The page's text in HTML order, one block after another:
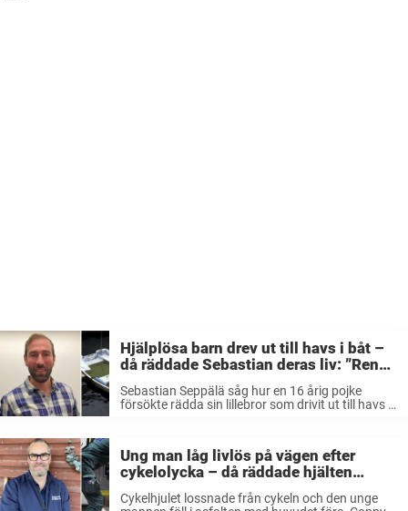
Hjälplösa barn drev ut till havs i båt –
då räddade Sebastian deras liv: ”Ren
ryggmärgsreflex”
Sebastian Seppälä såg hur en 16 årig pojke
försökte rädda sin lillebror som drivit ut till havs i
Ung man låg livlös på vägen efter
cykelolycka – då räddade hjälten
Conny hans liv: ”Trodde han var borta”
Cykelhjulet lossnade från cykeln och den unge